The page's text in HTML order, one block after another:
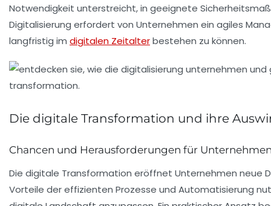
Notwendigkeit unterstreicht, in geeignete
Digitalisierung erfordert von Unternehmen ein agiles
langfristig im digitalen Zeitalterbestehen zu können.
Die digitale Transformation und ihre
Chancen und Herausforderungen für
Die digitale Transformation eröffnet Unternehmen neue
Vorteile dereffizienten Prozesse und Automatisierung